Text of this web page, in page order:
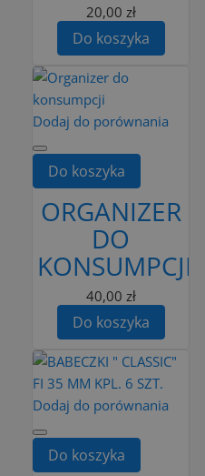
20,00 zł
Do koszyka
Dodaj do porównania
Do koszyka
ORGANIZER
DO
KONSUMPCJI
40,00 zł
Do koszyka
Dodaj do porównania
Do koszyka